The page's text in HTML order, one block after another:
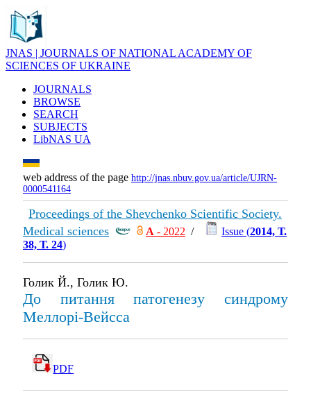
JNAS | JOURNALS OF NATIONAL ACADEMY OF
SCIENCES OF UKRAINE
JOURNALS
BROWSE
SEARCH
SUBJECTS
LibNAS UA
web address of the page http://jnas.nbuv.gov.ua/article/UJRN-
0000541164
Proceedings of the Shevchenko Scientific Society.
Medical sciences
А - 2022 / Issue (2014, Т.
38, Т. 24)
Голик Й., Голик Ю.
До питання патогенезу синдрому
Меллорі-Вейсса
PDF